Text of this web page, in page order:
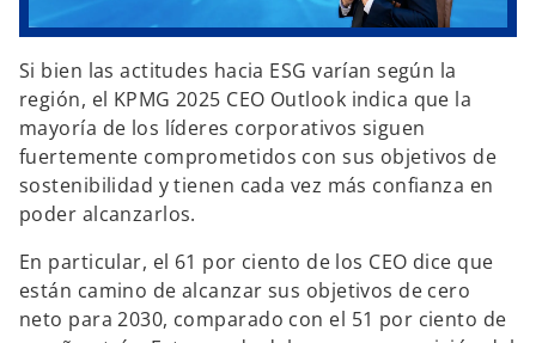
Si bien las actitudes hacia ESG varían según la
región, el KPMG 2025 CEO Outlook indica que la
mayoría de los líderes corporativos siguen
fuertemente comprometidos con sus objetivos de
sostenibilidad y tienen cada vez más confianza en
poder alcanzarlos.
En particular, el 61 por ciento de los CEO dice que
están camino de alcanzar sus objetivos de cero
neto para 2030, comparado con el 51 por ciento de